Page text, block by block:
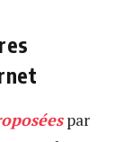
par